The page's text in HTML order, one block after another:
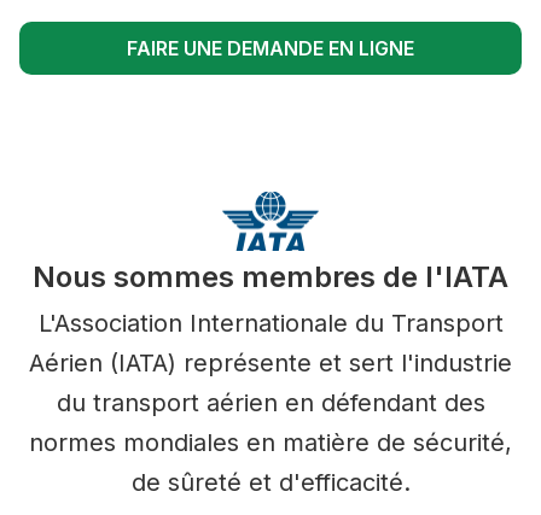
FAIRE UNE DEMANDE EN LIGNE
Nous sommes membres de l'IATA
L'Association Internationale du Transport
Aérien (IATA) représente et sert l'industrie
du transport aérien en défendant des
normes mondiales en matière de sécurité,
de sûreté et d'efficacité.